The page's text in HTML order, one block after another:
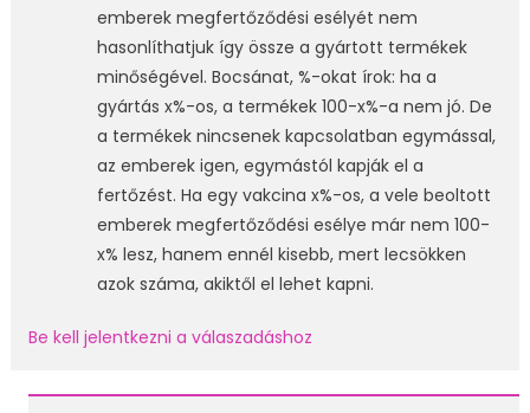
emberek megfertőződési esélyét nem
hasonlíthatjuk így össze a gyártott termékek
minőségével. Bocsánat, %-okat írok: ha a
gyártás x%-os, a termékek 100-x%-a nem jó. De
a termékek nincsenek kapcsolatban egymással,
az emberek igen, egymástól kapják el a
fertőzést. Ha egy vakcina x%-os, a vele beoltott
emberek megfertőződési esélye már nem 100-
x% lesz, hanem ennél kisebb, mert lecsökken
azok száma, akiktől el lehet kapni.
Be kell jelentkezni a válaszadáshoz